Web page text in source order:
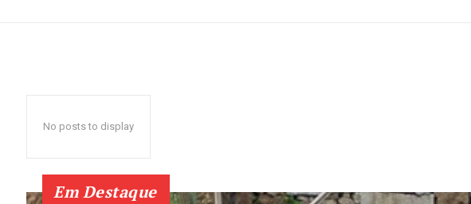
No posts to display
Em Destaque